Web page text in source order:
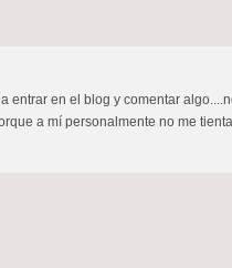
en el blog y comentar
a mí personalmente no me